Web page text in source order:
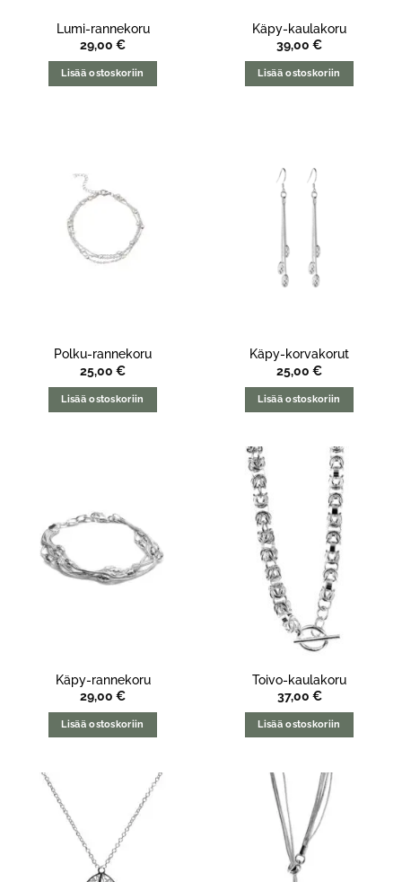
Lumi-rannekoru
29,00 €
Lisää ostoskoriin
Käpy-kaulakoru
39,00 €
Lisää ostoskoriin
Polku-rannekoru
25,00 €
Lisää ostoskoriin
Käpy-korvakorut
25,00 €
Lisää ostoskoriin
Käpy-rannekoru
29,00 €
Lisää ostoskoriin
Toivo-kaulakoru
37,00 €
Lisää ostoskoriin